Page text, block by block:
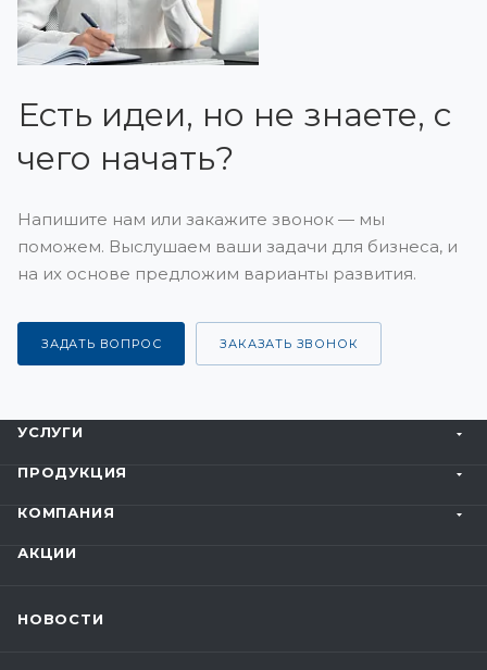
Есть идеи, но не знаете, с
чего начать?
Напишите нам или закажите звонок — мы
поможем. Выслушаем ваши задачи для бизнеса, и
на их основе предложим варианты развития.
ЗАДАТЬ ВОПРОС ЗАКАЗАТЬ ЗВОНОК
УСЛУГИ
ПРОДУКЦИЯ
КОМПАНИЯ
АКЦИИ
НОВОСТИ